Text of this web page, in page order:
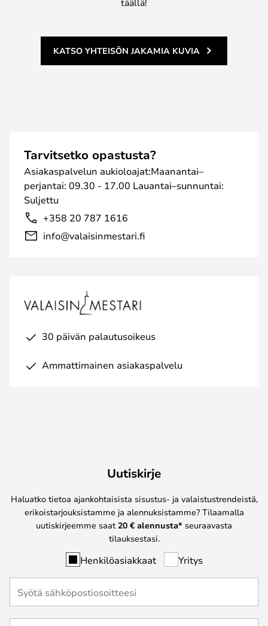
täällä!
KATSO YHTEISÖN JAKAMIA KUVIA
Tarvitsetko opastusta?
Asiakaspalvelun aukioloajat:Maanantai–
perjantai: 09.30 - 17.00 Lauantai–sunnuntai:
Suljettu
+358 20 787 1616
info@valaisinmestari.fi
30 päivän palautusoikeus
Ammattimainen asiakaspalvelu
Uutiskirje
Haluatko tietoa ajankohtaisista sisustus- ja valaistustrendeistä,
erikoistarjouksistamme ja alennuksistamme? Tilaamalla
uutiskirjeemme saat 20 € alennusta* seuraavasta
tilauksestasi.
Henkilöasiakkaat Yritys